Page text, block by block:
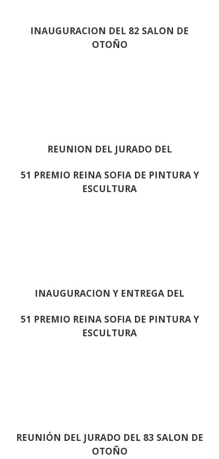
INAUGURACION DEL 82 SALON DE
OTOÑO
REUNION DEL JURADO DEL
51 PREMIO REINA SOFIA DE PINTURA Y
ESCULTURA
INAUGURACION Y ENTREGA DEL
51 PREMIO REINA SOFIA DE PINTURA Y
ESCULTURA
REUNIÓN DEL JURADO DEL 83 SALON DE
OTOÑO